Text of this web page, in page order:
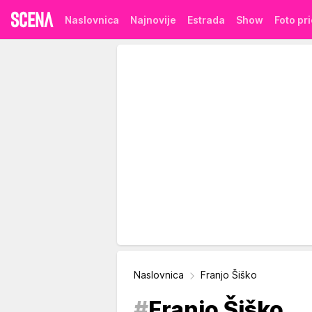
Naslovnica Najnovije Estrada Show Foto
Naslovnica Franjo Šiško